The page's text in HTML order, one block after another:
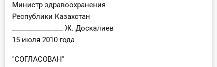
Министр здравоохранения
Республики Казахстан
_______________ Ж. Доскалиев
15 июля 2010 года
"СОГЛАСОВАН"